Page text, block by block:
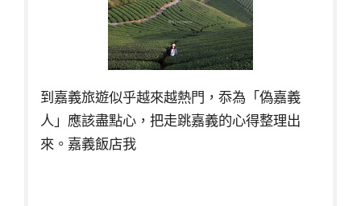
到嘉義旅遊似乎越來越熱門，忝為「偽嘉義
人」應該盡點心，把走跳嘉義的心得整理出
來。嘉義飯店我